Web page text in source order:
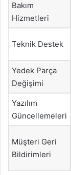
Bakım
Hizmetleri
Teknik Destek
Yedek Parça
Değişimi
Yazılım
Güncellemeleri
Müşteri Geri
Bildirimleri